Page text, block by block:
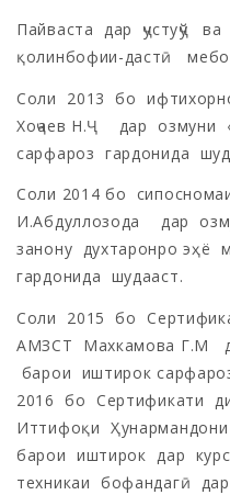
Пайваста дар ҷустуҷў
қолинбофии-дастӣ
Соли 2013 бо
Хоҷаев Н.Ҷ дар озмуни
сарфароз гардонида
Соли 2014 бо
И.Абдуллозода дар
занону духтаронро эҳё
гардонида шудааст.
Соли 2015 бо
АМЗСТ Махкамова Г.М
барои иштирок
2016 бо Сертификати
Иттифоқи
барои иштирок дар
техникаи бофандагӣ